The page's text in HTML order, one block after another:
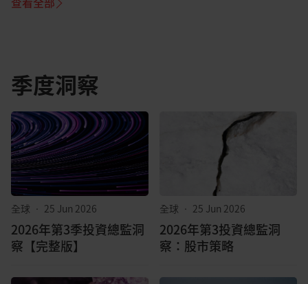
季度洞察
全球 • 25 Jun 2026
2026年第3季投資總監洞
察【完整版】
全球 • 25 Jun 2026
2026年第3投資總監洞
察：股市策略